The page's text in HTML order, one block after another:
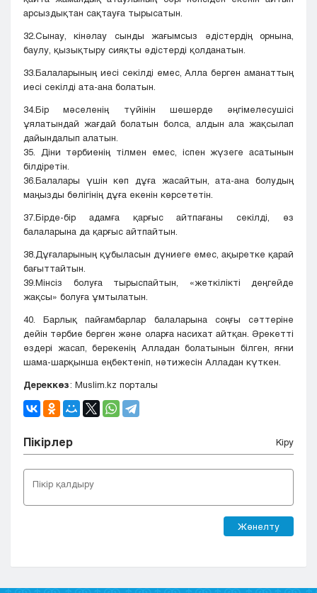
арсыздықтан сақтауға тырысатын.
32.Сынау, кінәлау сынды жағымсыз әдістердің орнына,
баулу, қызықтыру сияқты әдістерді қолданатын.
33.Балаларының иесі секілді емес, Алла берген аманаттың
иесі секілді ата-ана болатын.
34.Бір мәселенің түйінін шешерде әңгімелесушісі
ұялатындай жағдай болатын болса, алдын ала жақсылап
дайындалып алатын.
35. Діни тәрбиенің тілмен емес, іспен жүзеге асатынын
білдіретін.
36.Балалары үшін көп дұға жасайтын, ата-ана болудың
маңызды бөлігінің дұға екенін көрсететін.
37.Бірде-бір адамға қарғыс айтпағаны секілді, өз
балаларына да қарғыс айтпайтын.
38.Дұғаларының құбыласын дүниеге емес, ақыретке қарай
бағыттайтын.
39.Мінсіз болуға тырыспайтын, «жеткілікті деңгейде
жақсы» болуға ұмтылатын.
40. Барлық пайғамбарлар балаларына соңғы сәттеріне
дейін тәрбие берген және оларға насихат айтқан. Әрекетті
өздері жасап, берекенің Алладан болатынын білген, яғни
шама-шарқынша еңбектеніп, нәтижесін Алладан күткен.
Дереккөз: Muslim.kz порталы
Пікірлер Кіру
Жөнелту